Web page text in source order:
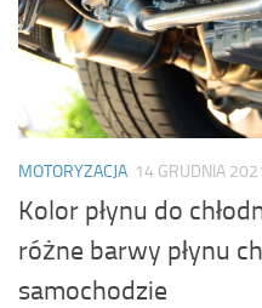
MOTORYZACJA 14 GRUDNIA
Kolor płynu do
różne barwy płynu
samochodzie